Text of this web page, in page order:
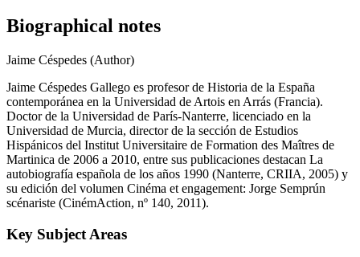
Biographical notes
Jaime Céspedes (Author)
Jaime Céspedes Gallego es profesor de Historia de la España
contemporánea en la Universidad de Artois en Arrás (Francia).
Doctor de la Universidad de París-Nanterre, licenciado en la
Universidad de Murcia, director de la sección de Estudios
Hispánicos del Institut Universitaire de Formation des Maîtres de
Martinica de 2006 a 2010, entre sus publicaciones destacan La
autobiografía española de los años 1990 (Nanterre, CRIIA, 2005) y
su edición del volumen Cinéma et engagement: Jorge Semprún
scénariste (CinémAction, nº 140, 2011).
Key Subject Areas